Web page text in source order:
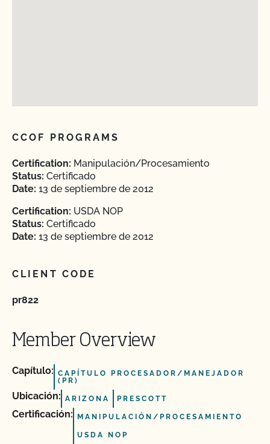
CCOF PROGRAMS
Certification: Manipulación/Procesamiento
Status: Certificado
Date: 13 de septiembre de 2012
Certification: USDA NOP
Status: Certificado
Date: 13 de septiembre de 2012
CLIENT CODE
pr822
Member Overview
Capítulo: CAPÍTULO PROCESADOR/MANEJADOR
(PR)
Ubicación: ARIZONA PRESCOTT
Certificación: MANIPULACIÓN/PROCESAMIENTO
USDA NOP